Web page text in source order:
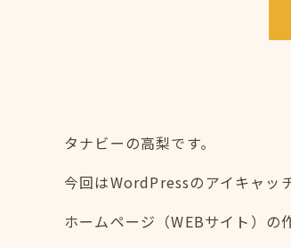
タナビーの高梨です。
今回はWordPressのアイキャッ
ホームページ（WEBサイト）の